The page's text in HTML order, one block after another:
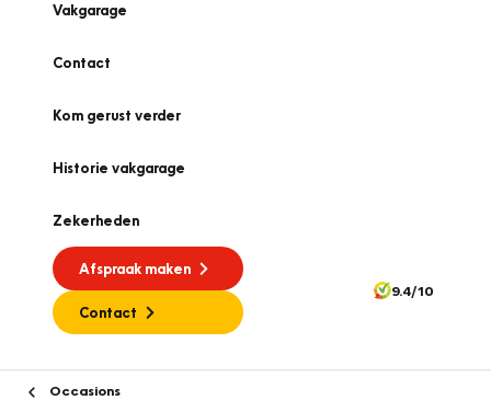
Vakgarage
Contact
Kom gerust verder
Historie vakgarage
Zekerheden
Afspraak maken
Contact
9.4/10
Occasions